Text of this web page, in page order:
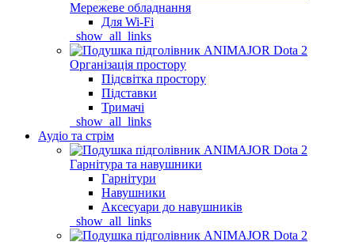
Мережеве обладнання
Для Wi-Fi
_show_all_links
Організація простору
Підсвітка простору
Підставки
Тримачі
_show_all_links
Аудіо та стрім
Гарнітура та навушники
Гарнітури
Навушники
Аксесуари до навушників
_show_all_links